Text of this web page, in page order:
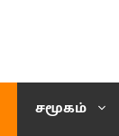
சமூகம்